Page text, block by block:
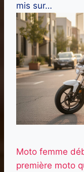
mis sur…
Moto femme
première moto